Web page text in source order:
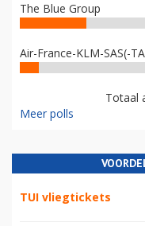
The Blue Group
Air-France-KLM-SAS(-
Totaal
Meer polls
TUI vliegtickets